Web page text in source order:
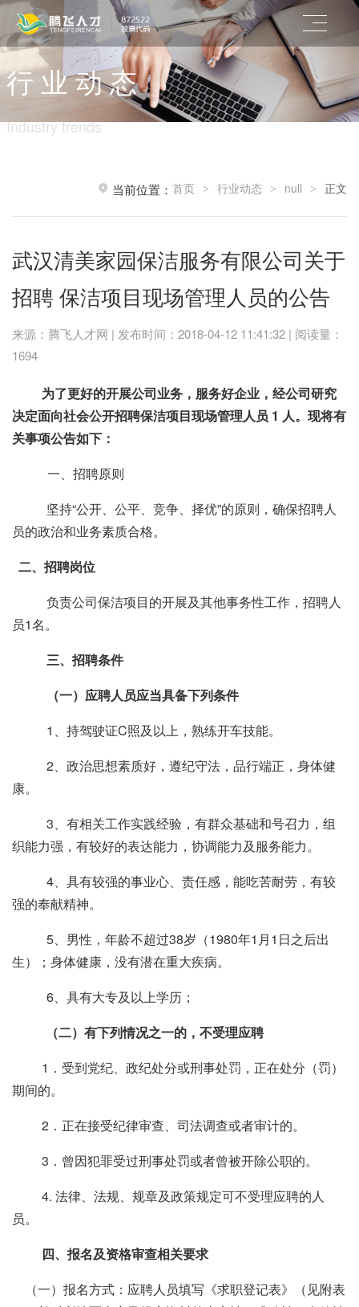
行 业 动 态
Industry trends
当前位置： 首页 > 行业动态 > null > 正文
武汉清美家园保洁服务有限公司关于
招聘 保洁项目现场管理人员的公告
来源：腾飞人才网 | 发布时间：2018-04-12 11:41:32 | 阅读量：
1694
为了更好的开展公司业务，服务好企业，经公司研究
决定面向社会公开招聘保洁项目现场管理人员 1 人。现将有
关事项公告如下：
一、招聘原则
坚持“公开、公平、竞争、择优”的原则，确保招聘人
员的政治和业务素质合格。
二、招聘岗位
负责公司保洁项目的开展及其他事务性工作，招聘人
员1名。
三、招聘条件
（一）应聘人员应当具备下列条件
1、持驾驶证C照及以上，熟练开车技能。
2、政治思想素质好，遵纪守法，品行端正，身体健
康。
3、有相关工作实践经验，有群众基础和号召力，组
织能力强，有较好的表达能力，协调能力及服务能力。
4、具有较强的事业心、责任感，能吃苦耐劳，有较
强的奉献精神。
5、男性，年龄不超过38岁（1980年1 月1 日之后出
生）；身体健康，没有潜在重大疾病。
6、具有大专及以上学历；
（二）有下列情况之一的，不受理应聘
1．受到党纪、政纪处分或刑事处罚，正在处分（罚）
期间的。
2．正在接受纪律审查、司法调查或者审计的。
3．曾因犯罪受过刑事处罚或者曾被开除公职的。
4. 法律、法规、规章及政策规定可不受理应聘的人
员。
四、报名及资格审查相关要求
（一）报名方式：应聘人员填写《求职登记表》（见附表